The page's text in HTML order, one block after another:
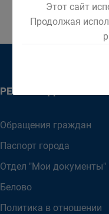
РЕКОМЕНДУЕМ
Обращения граждан
Паспорт города
Отдел "Мои документы"
Белово
Политика в отношении
Этот сайт
Продолжая